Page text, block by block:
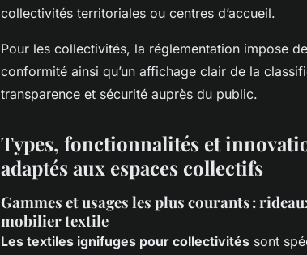
collectivités territoriales ou centres d’accueil.
Pour les collectivités, la réglementation impose
conformité ainsi qu’un affichage clair de la
transparence et sécurité auprès du public.
Types, fonctionnalités et
adaptés aux espaces collectifs
Gammes et usages les plus courants :
mobilier textile
Les textiles ignifuges pour collectivités sont